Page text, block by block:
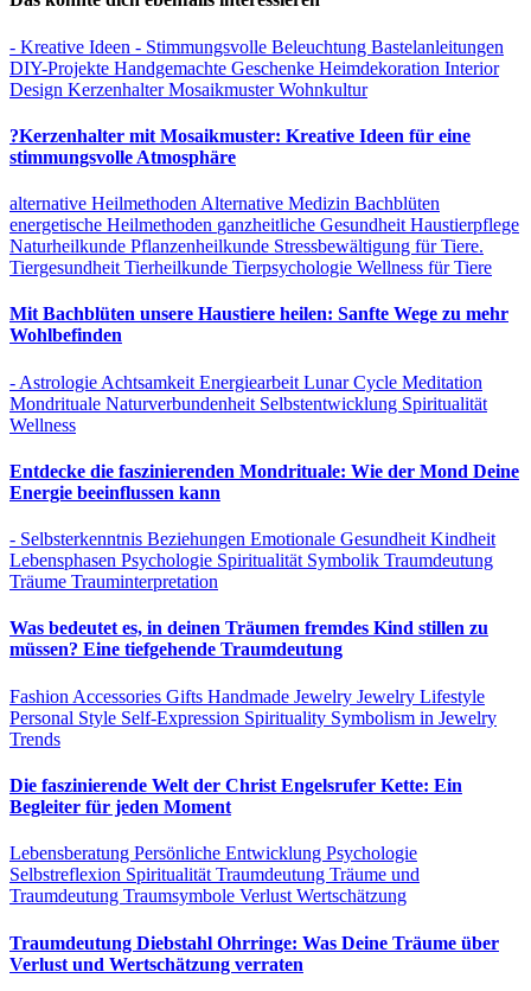
- Kreative Ideen - Stimmungsvolle Beleuchtung Bastelanleitungen
DIY-Projekte Handgemachte Geschenke Heimdekoration Interior
Design KerzenhalterMosaikmusterWohnkultur
?Kerzenhalter mit Mosaikmuster: Kreative Ideen für eine
stimmungsvolle Atmosphäre
alternative Heilmethoden Alternative Medizin Bachblüten
energetische Heilmethoden ganzheitliche Gesundheit Haustierpflege
Naturheilkunde Pflanzenheilkunde Stressbewältigung für Tiere.
Tiergesundheit Tierheilkunde Tierpsychologie Wellness für Tiere
Mit Bachblüten unsere Haustiere heilen: Sanfte Wege zu mehr
Wohlbefinden
- Astrologie Achtsamkeit Energiearbeit Lunar Cycle Meditation
Mondrituale Naturverbundenheit Selbstentwicklung Spiritualität
Wellness
Entdecke die faszinierenden Mondrituale: Wie der Mond Deine
Energie beeinflussen kann
- Selbsterkenntnis Beziehungen Emotionale Gesundheit Kindheit
Lebensphasen Psychologie Spiritualität Symbolik Traumdeutung
Träume Trauminterpretation
Was bedeutet es, in deinen Träumen fremdes Kind stillen zu
müssen? Eine tiefgehende Traumdeutung
Fashion Accessories Gifts Handmade Jewelry Jewelry Lifestyle
Personal Style Self-Expression Spirituality Symbolism in Jewelry
Trends
Die faszinierende Welt der Christ Engelsrufer Kette: Ein
Begleiter für jeden Moment
Lebensberatung Persönliche Entwicklung Psychologie
Selbstreflexion Spiritualität Traumdeutung Träume und
Traumdeutung Traumsymbole Verlust Wertschätzung
Traumdeutung Diebstahl Ohrringe: Was Deine Träume über
Verlust und Wertschätzung verraten